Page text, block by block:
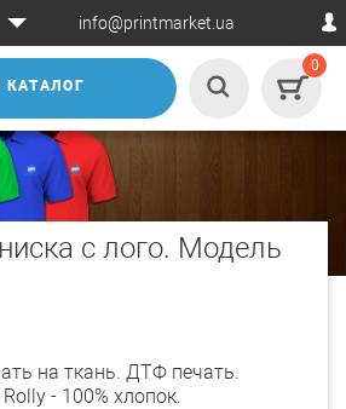
info@printmarket.ua
КАТАЛОГ
0
с лого. Модель
на ткань. ДТФ печать.
- 100% хлопок.